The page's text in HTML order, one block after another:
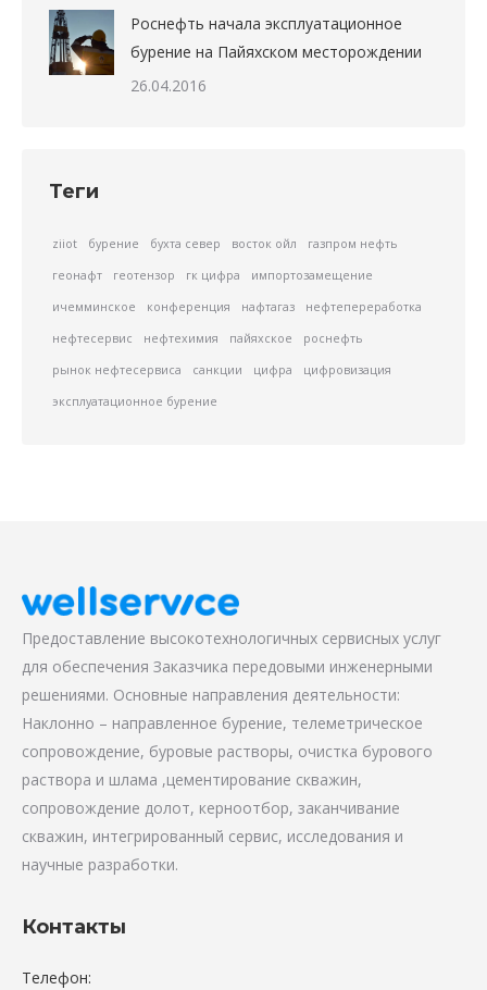
Роснефть начала эксплуатационное
бурение на Пайяхском месторождении
26.04.2016
Теги
ziiot бурение бухта север восток ойл газпром нефть
геонафт геотензор гк цифра импортозамещение
ичемминское конференция нафтагаз нефтепереработка
нефтесервис нефтехимия пайяхское роснефть
рынок нефтесервиса санкции цифра цифровизация
эксплуатационное бурение
Предоставление высокотехнологичных сервисных услуг
для обеспечения Заказчика передовыми инженерными
решениями. Основные направления деятельности:
Наклонно – направленное бурение, телеметрическое
сопровождение, буровые растворы, очистка бурового
раствора и шлама ,цементирование скважин,
сопровождение долот, керноотбор, заканчивание
скважин, интегрированный сервис, исследования и
научные разработки.
Контакты
Телефон: